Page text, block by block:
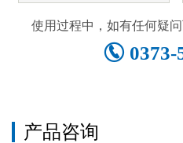
使用过程中，如有任何疑
0373-
产品咨询